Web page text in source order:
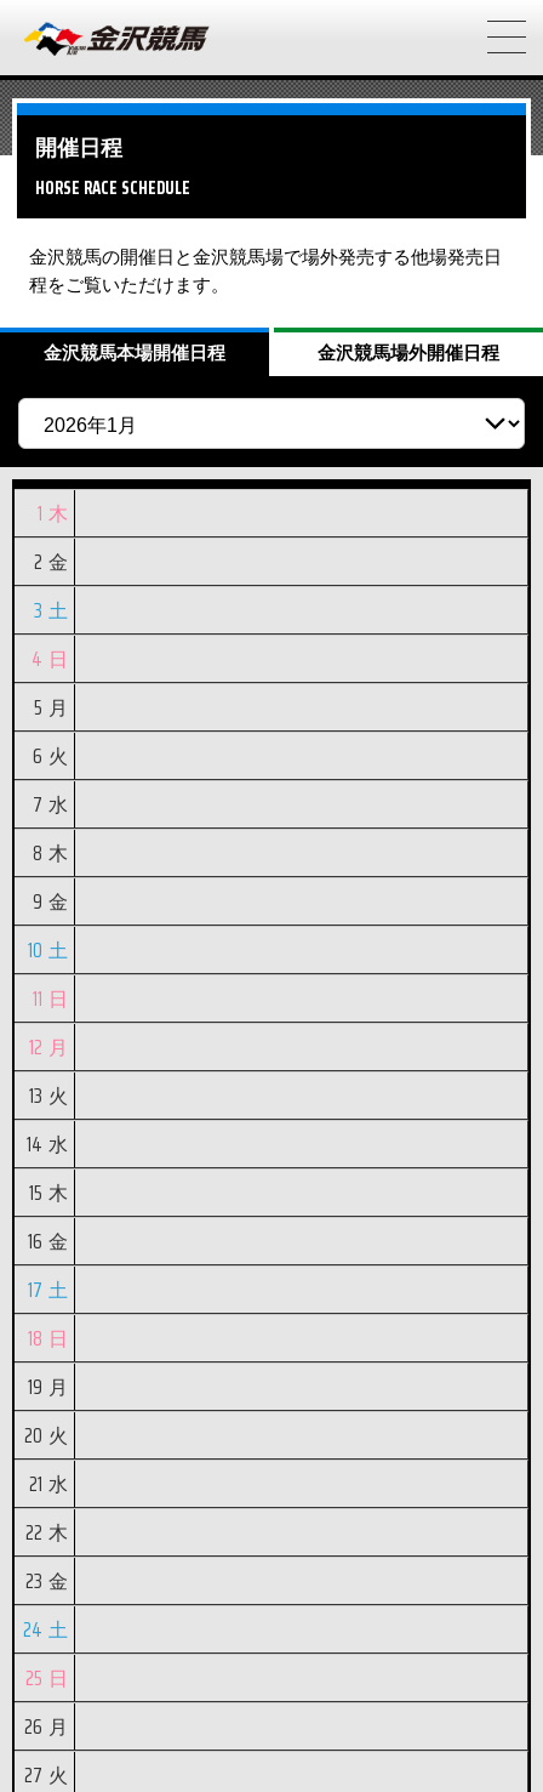
開催日程
HORSE RACE SCHEDULE
金沢競馬の開催日と金沢競馬場で場外発売する他場発売日
程をご覧いただけます。
金沢競馬本場開催日程 金沢競馬場外開催日程
1 木
2 金
3 土
4 日
5 月
6 火
7 水
8 木
9 金
10 土
11 日
12 月
13 火
14 水
15 木
16 金
17 土
18 日
19 月
20 火
21 水
22 木
23 金
24 土
25 日
26 月
27 火